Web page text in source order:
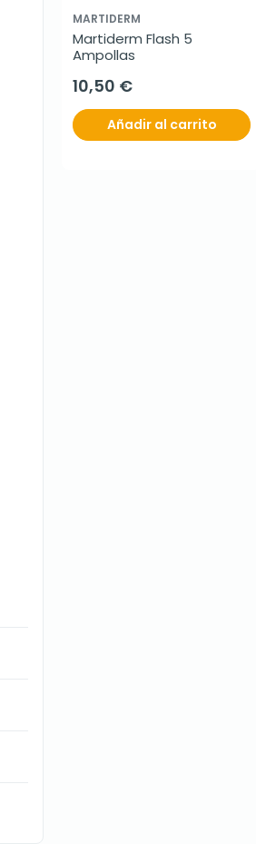
MARTIDERM
Martiderm Flash 5
Ampollas
10,50 €
Añadir al carrito